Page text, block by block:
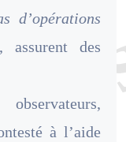
d’opérations
assurent des
à l’aide